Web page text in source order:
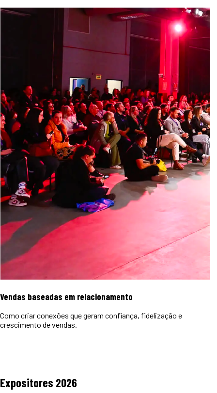
Vendas baseadas em relacionamento
Como criar conexões que geram confiança, fidelização e
crescimento de vendas.
Expositores 2026